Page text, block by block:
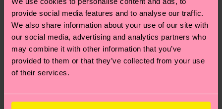
provide social media features and to analyse our traffic.
We also share information about your use of our site with
our social media, advertising and analytics partners who
may combine it with other information that you’ve
provided to them or that they’ve collected from your use
of their services.
deinem Land abhängt.
Du hast Fragen zu einer Retoure? In unserem
Hilfebereich im Artikel Retouren findest du die
am häufigsten gestellten Fragen.
Neuheit